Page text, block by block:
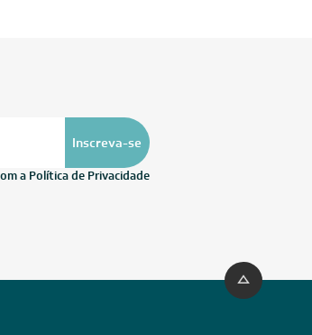
Inscreva-se
a Política de Privacidade